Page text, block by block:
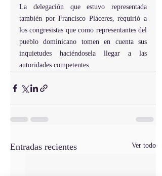
La delegación que estuvo representada
también por Francisco Pláceres, requirió a
los congresistas que como representantes del
pueblo dominicano tomen en cuenta sus
inquietudes haciéndosela llegar a las
autoridades competentes.
Entradas recientes Ver todo